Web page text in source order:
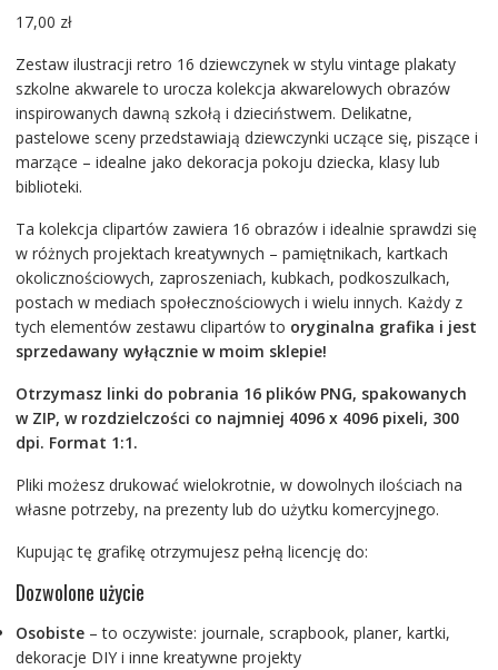
17,00 zł
Zestaw ilustracji retro 16 dziewczynek w stylu vintage plakaty
szkolne akwarele to urocza kolekcja akwarelowych obrazów
inspirowanych dawną szkołą i dzieciństwem. Delikatne,
pastelowe sceny przedstawiają dziewczynki uczące się, piszące i
marzące – idealne jako dekoracja pokoju dziecka, klasy lub
biblioteki.
Ta kolekcja clipartów zawiera 16 obrazów i idealnie sprawdzi się
w różnych projektach kreatywnych – pamiętnikach, kartkach
okolicznościowych, zaproszeniach, kubkach, podkoszulkach,
postach w mediach społecznościowych i wielu innych. Każdy z
tych elementów zestawu clipartów to oryginalna grafika i jest
sprzedawany wyłącznie w moim sklepie!
Otrzymasz linki do pobrania 16 plików PNG, spakowanych
w ZIP, w rozdzielczości co najmniej 4096 x 4096 pixeli, 300
dpi. Format 1:1.
Pliki możesz drukować wielokrotnie, w dowolnych ilościach na
własne potrzeby, na prezenty lub do użytku komercyjnego.
Kupując tę grafikę otrzymujesz pełną licencję do:
Dozwolone użycie
Osobiste– to oczywiste: journale, scrapbook, planer, kartki,
dekoracje DIY i inne kreatywne projekty